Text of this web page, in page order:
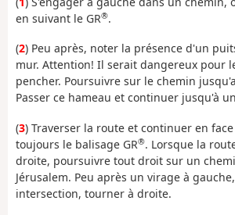
en suivant le GR®.
(2) Peu après, noter la présence d'un
mur. Attention! Il serait dangereux pour
pencher. Poursuivre sur le chemin
Passer ce hameau et continuer jusqu'à
(3) Traverser la route et continuer en
toujours le balisage GR®. Lorsque la
droite, poursuivre tout droit sur un
Jérusalem. Peu après un virage à
intersection, tourner à droite.